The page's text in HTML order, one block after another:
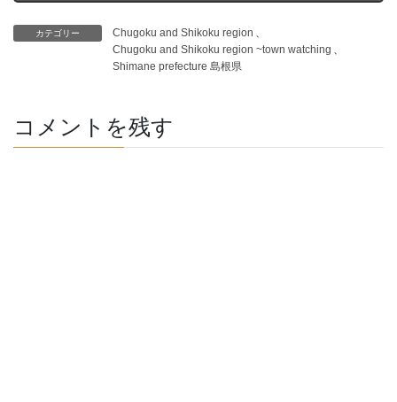
カテゴリー Chugoku and Shikoku region 、
Chugoku and Shikoku region ~town watching 、
Shimane prefecture 島根県
コメントを残す